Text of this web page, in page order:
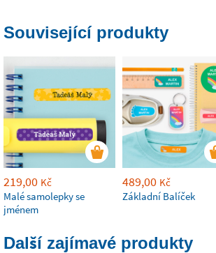
Související produkty
219,00 Kč
Malé samolepky se
jménem
489,00 Kč
Základní Balíček
Další zajímavé produkty